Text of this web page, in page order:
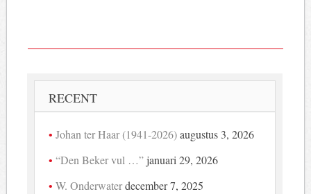
RECENT
Johan ter Haar (1941-2026) augustus 3, 2026
“Den Beker vul …” januari 29, 2026
W. Onderwaterdecember 7, 2025